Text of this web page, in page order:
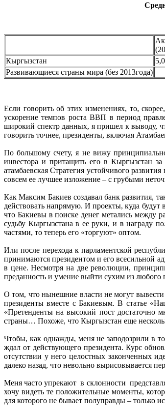
Кыргызстан
5,0
Развивающиеся страны мира (без 2013года)
Если говорить об этих изменениях, то,
ускорение темпов роста ВВП в период
широкий спектр данных, я пришел к выводу,
говорить точнее, президенты, включая
По большому счету, я не вижу
инвестора и притащить его в Кыргызстан
атамбаевская Стратегия устойчивого
совсем ее лучшее изложение – с грубыми
Как Максим Бакиев создавал банк развития,
действовать напрямую. И проекты, куда
что Бакиевы в поиске денег метались между
судьбу Кыргызстана в ее руки, и в награду
частями, то теперь его «торгуют» оптом.
Или после перехода к парламентской
принимаются президентом и его всесильной
в цене. Несмотря на две революции,
преданность и умение выйти сухим из
О том, что нынешние власти не могут вывести
президенты вместе с Бакиевым. В статье
«Претенденты на высокий пост достаточно
страны… Похоже, что Кыргызстан еще
Чтобы, как однажды, меня не заподозрили в
ждал от действующего президента. Курс
отсутствии у него целостных законченных
далеко назад, что невольно вырисовывается
Меня часто упрекают в склонности
хочу видеть те положительные моменты,
для которого не бывает полуправды – только